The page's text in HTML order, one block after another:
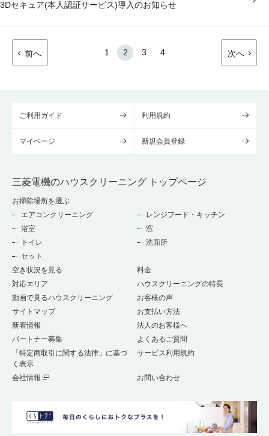
3Dセキュア(本人認証サービス)導入のお知らせ
前へ 1 2 3 4 次へ
ご利用ガイド 利用規約
マイページ 新規会員登録
三菱電機のハウスクリーニング トップページ
お掃除場所を選ぶ
エアコンクリーニング
レンジフード・キッチン
浴室
窓
トイレ
洗面所
セット
空き状況を見る
料金
対応エリア
ハウスクリーニングの特長
動画で見るハウスクリーニング
お客様の声
サイトマップ
お支払い方法
新着情報
法人のお客様へ
パートナー募集
よくあるご質問
「特定商取引に関する法律」に基づ
く表示
サービス利用規約
会社情報 お問い合わせ